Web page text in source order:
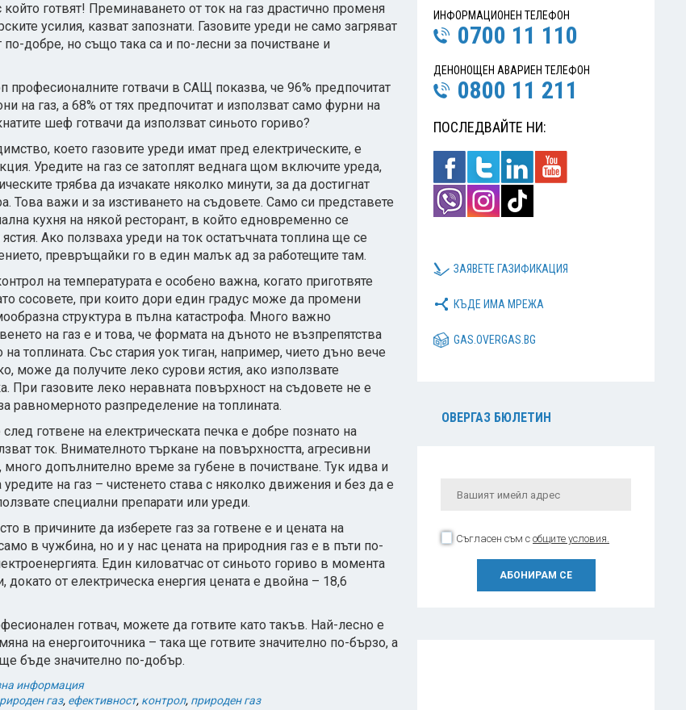
който готвят! Преминаването от ток на газ драстично променя
усилия, казват запознати. Газовите уреди не само загряват
по-добре, но също така са и по-лесни за почистване и
професионалните готвачи в САЩ показва, че 96% предпочитат
на газ, а 68% от тях предпочитат и използват само фурни на
шеф готвачи да използват синьото гориво?
което газовите уреди имат пред електрическите, е
Уредите на газ се затоплят веднага щом включите уреда,
трябва да изчакате няколко минути, за да достигнат
Това важи и за изстиването на съдовете. Само си представете
кухня на някой ресторант, в който едновременно се
Ако ползваха уреди на ток остатъчната топлина ще се
превръщайки го в един малък ад за работещите там.
на температурата е особено важна, когато приготвяте
сосовете, при които дори един градус може да промени
структура в пълна катастрофа. Много важно
на газ е и това, че формата на дъното не възпрепятства
на топлината. Със стария уок тиган, например, чието дъно вече
може да получите леко сурови ястия, ако използвате
При газовите леко неравната повърхност на съдовете не е
равномерното разпределение на топлината.
готвене на електрическата печка е добре познато на
ток. Внимателното търкане на повърхността, агресивни
много допълнително време за губене в почистване. Тук идва и
на газ – чистенето става с няколко движения и без да е
специални препарати или уреди.
в причините да изберете газ за готвене е и цената на
в чужбина, но и у нас цената на природния газ е в пъти по-
Един киловатчас от синьото гориво в момента
докато от електрическа енергия цената е двойна – 18,6
готвач, можете да готвите като такъв. Най-лесно е
на енергоиточника – така ще готвите значително по-бързо, а
ще бъде значително по-добър.
информация
газ, ефективност, контрол, природен газ
ИНФОРМАЦИОНЕН ТЕЛЕФОН
0700 11 110
ДЕНОНОЩЕН АВАРИЕН ТЕЛЕФОН
0800 11 211
ПОСЛЕДВАЙТЕ НИ:
ЗАЯВЕТЕ ГАЗИФИКАЦИЯ
КЪДЕ ИМА МРЕЖА
GAS.OVERGAS.BG
ОВЕРГАЗ БЮЛЕТИН
Съгласен съм с общите условия.